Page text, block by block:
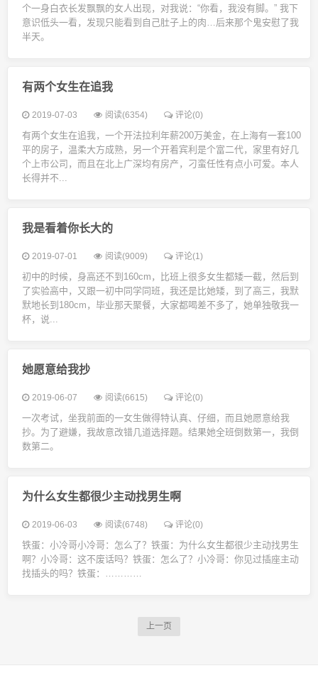
个一身白衣长发飘飘的女人出现，对我说：“你看，我没有脚。” 我下
意识低头一看，发现只能看到自己肚子上的肉…后来那个鬼安慰了我
半天。
有两个女生在追我
2019-07-03 阅读(6354) 评论(0)
有两个女生在追我，一个开法拉利年薪200万美金，在上海有一套100
平的房子，温柔大方成熟，另一个开着宾利是个富二代，家里有好几
个上市公司，而且在北上广深均有房产，刁蛮任性有点小可爱。本人
长得并不...
我是看着你长大的
2019-07-01 阅读(9009) 评论(1)
初中的时候，身高还不到160cm，比班上很多女生都矮一截，然后到
了实验高中，又跟一初中同学同班，我还是比她矮，到了高三，我默
默地长到180cm，毕业那天聚餐，大家都喝差不多了，她单独敬我一
杯，说...
她愿意给我抄
2019-06-07 阅读(6615) 评论(0)
一次考试，坐我前面的一女生做得特认真、仔细，而且她愿意给我
抄。为了避嫌，我故意改错几道选择题。结果她全班倒数第一，我倒
数第二。
为什么女生都很少主动找男生啊
2019-06-03 阅读(6748) 评论(0)
铁蛋：小冷哥小冷哥：怎么了？铁蛋：为什么女生都很少主动找男生
啊？小冷哥：这不废话吗？铁蛋：怎么了？小冷哥：你见过插座主动
找插头的吗？铁蛋：…………
上一页